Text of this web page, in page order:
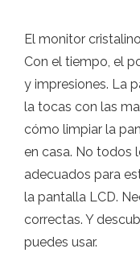
El monitor
Con el tiempo, el
y impresiones. La
la tocas con las
cómo limpiar la
en casa. No todos
adecuados para
la pantalla LCD.
correctas. Y
puedes usar.